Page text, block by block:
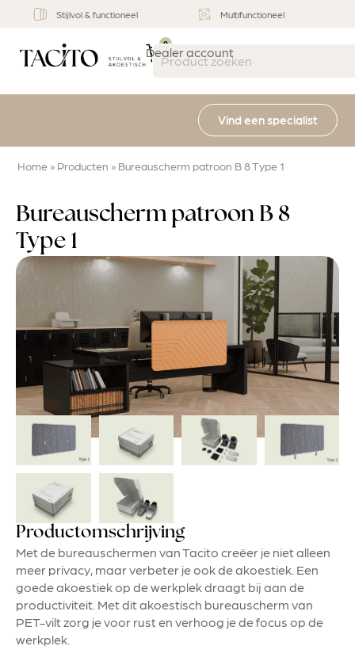
Stijlvol & functioneel Multifunctioneel
Dealer account
0
Vind een specialist
Home » Producten » Bureauscherm patroon B 8 Type 1
Bureauscherm patroon B 8
Type 1
Productomschrijving
Met de bureauschermen van Tacito creëer je niet alleen
meer privacy, maar verbeter je ook de akoestiek. Een
goede akoestiek op de werkplek draagt bij aan de
productiviteit. Met dit akoestisch bureauscherm van
PET-vilt zorg je voor rust en verhoog je de focus op de
werkplek.